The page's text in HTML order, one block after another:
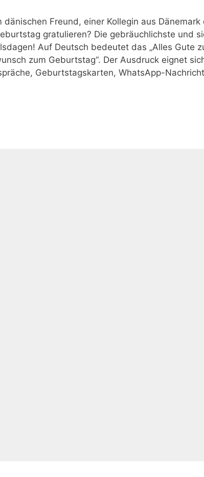
dänischen Freund, einer Kollegin aus
gratulieren? Die gebräuchlichste und
Auf Deutsch bedeutet das „Alles Gute
zum Geburtstag“. Der Ausdruck eignet
Geburtstagskarten, WhatsApp-